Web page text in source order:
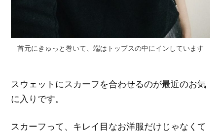
首元にきゅっと巻いて、端はトップスの中にインしています
スウェットにスカーフを合わせるのが最近のお気
に入りです。
スカーフって、キレイ目なお洋服だけじゃなくて